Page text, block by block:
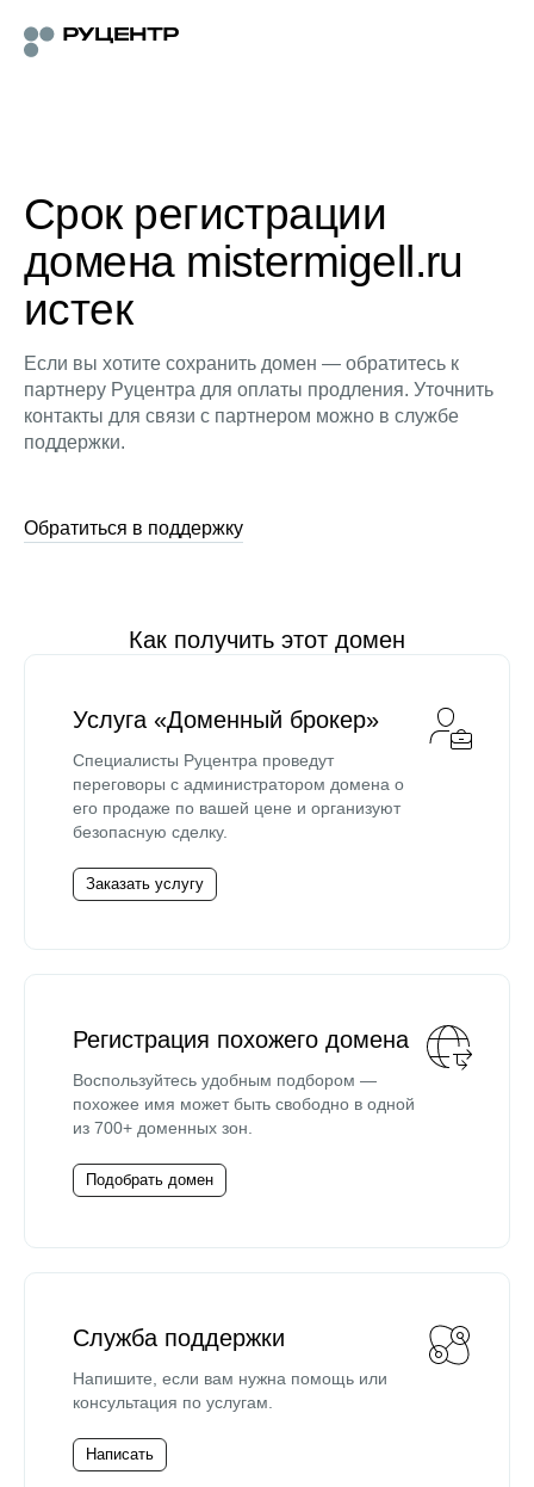
Срок регистрации
домена mistermigell.ru
истек
Если вы хотите сохранить домен — обратитесь к
партнеру Руцентра для оплаты продления. Уточнить
контакты для связи с партнером можно в службе
поддержки.
Обратиться в поддержку
Как получить этот домен
Услуга «Доменный брокер»
Специалисты Руцентра проведут
переговоры с администратором домена о
его продаже по вашей цене и организуют
безопасную сделку.
Заказать услугу
Регистрация похожего домена
Воспользуйтесь удобным подбором —
похожее имя может быть свободно в одной
из 700+ доменных зон.
Подобрать домен
Служба поддержки
Напишите, если вам нужна помощь или
консультация по услугам.
Написать